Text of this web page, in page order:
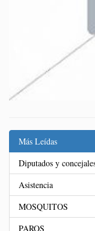
Más Leídas
Diputados y
Asistencia
MOSQUITOS
PAROS